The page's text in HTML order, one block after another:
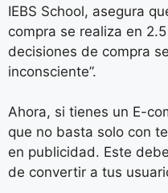
IEBS School, asegura
compra se realiza en
decisiones de compra
inconsciente”.
Ahora, si tienes un E-
que no basta solo con
en publicidad. Este
de convertir a tus